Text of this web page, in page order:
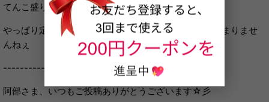
てんこ盛り 汗だくになって食べました。
やっぱり定番の美味しさてすね ゴマラー油の風味がたまりませ
んねぇ
--------------------------------------
阿部さま、いつもご投稿ありがとうございます☆彡